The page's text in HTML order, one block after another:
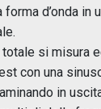
d’onda in
si misura
con una
in